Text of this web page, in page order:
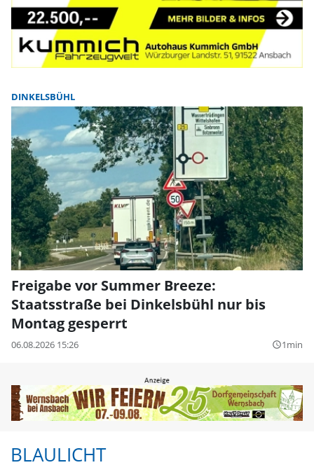
DINKELSBÜHL
Freigabe vor Summer Breeze:
Staatsstraße bei Dinkelsbühl nur bis
Montag gesperrt
06.08.2026 15:26 query_builder1min
BLAULICHT